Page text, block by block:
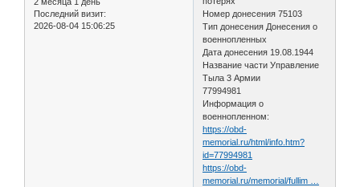
Последний визит:
2026-08-04 15:06:25
Номер донесения 75103
Тип донесения Донесения о
военнопленных
Дата донесения 19.08.1944
Название части Управление
Тыла 3 Армии
77994981
Информация о
военнопленном:
https://obd-
memorial.ru/html/info.htm?
id=77994981
https://obd-
memorial.ru/memorial/fullim …